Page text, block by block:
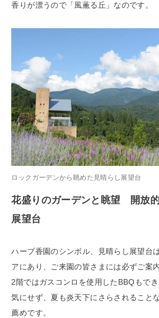
香りが漂うので「風薫る丘」なのです。
ロックガーデンから眺めた見晴らし展望台
花盛りのガーデンと眺望 開放
展望台
ハーブ香園のシンボル、見晴らし展望台
アにあり、ご来園の皆さまには必ずご案
2階ではガスコンロを使用した BBQ もで
気にせず、夏も炎天下にさらされること
薦めです。